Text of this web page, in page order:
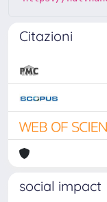
Citazioni
social impact